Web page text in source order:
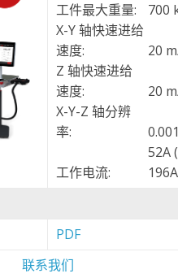
工件最大重量:
700
X-Y 轴快速进给
速度:
20
Z 轴快速进给
速度:
20
X-Y-Z 轴分辨
率:
工作电流:
52A
PDF
联系我们